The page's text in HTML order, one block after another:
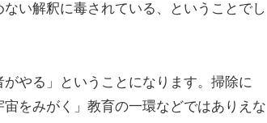
い解釈に毒されている、ということでし
やる」ということになります。掃除に
をみがく」教育の一環などではありえな